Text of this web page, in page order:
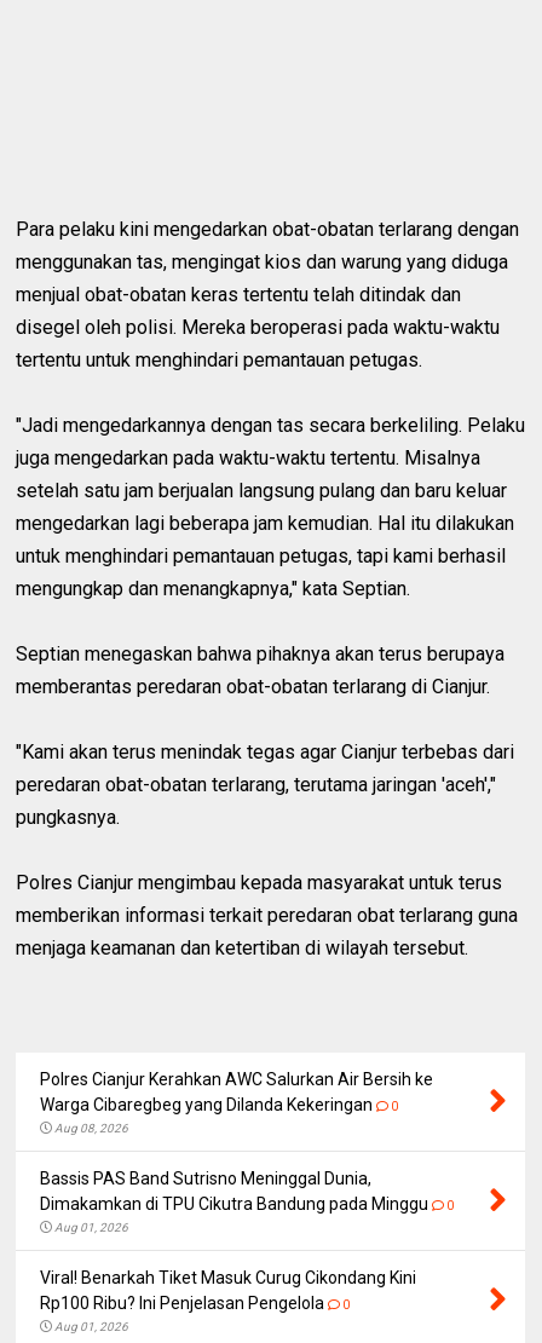
Para pelaku kini mengedarkan obat-obatan terlarang dengan
menggunakan tas, mengingat kios dan warung yang diduga
menjual obat-obatan keras tertentu telah ditindak dan
disegel oleh polisi. Mereka beroperasi pada waktu-waktu
tertentu untuk menghindari pemantauan petugas.
"Jadi mengedarkannya dengan tas secara berkeliling. Pelaku
juga mengedarkan pada waktu-waktu tertentu. Misalnya
setelah satu jam berjualan langsung pulang dan baru keluar
mengedarkan lagi beberapa jam kemudian. Hal itu dilakukan
untuk menghindari pemantauan petugas, tapi kami berhasil
mengungkap dan menangkapnya," kata Septian.
Septian menegaskan bahwa pihaknya akan terus berupaya
memberantas peredaran obat-obatan terlarang di Cianjur.
"Kami akan terus menindak tegas agar Cianjur terbebas dari
peredaran obat-obatan terlarang, terutama jaringan 'aceh',"
pungkasnya.
Polres Cianjur mengimbau kepada masyarakat untuk terus
memberikan informasi terkait peredaran obat terlarang guna
menjaga keamanan dan ketertiban di wilayah tersebut.
Polres Cianjur Kerahkan AWC Salurkan Air Bersih ke
Warga Cibaregbeg yang Dilanda Kekeringan
0
Aug 08, 2026
Bassis PAS Band Sutrisno Meninggal Dunia,
Dimakamkan di TPU Cikutra Bandung pada Minggu
0
Aug 01, 2026
Viral! Benarkah Tiket Masuk Curug Cikondang Kini
Rp100 Ribu? Ini Penjelasan Pengelola
0
Aug 01, 2026